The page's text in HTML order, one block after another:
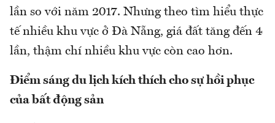
lần so với năm 2017. Nhưng theo tìm hiểu thực
tế nhiều khu vực ở Đà Nẵng, giá đất tăng đến 4
lần, thậm chí nhiều khu vực còn cao hơn.
Điểm sáng du lịch kích thích cho sự hồi phục
của bất động sản